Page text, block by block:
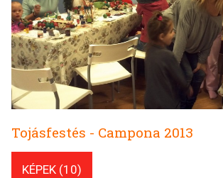
Tojásfestés - Campona 2013
KÉPEK (10)